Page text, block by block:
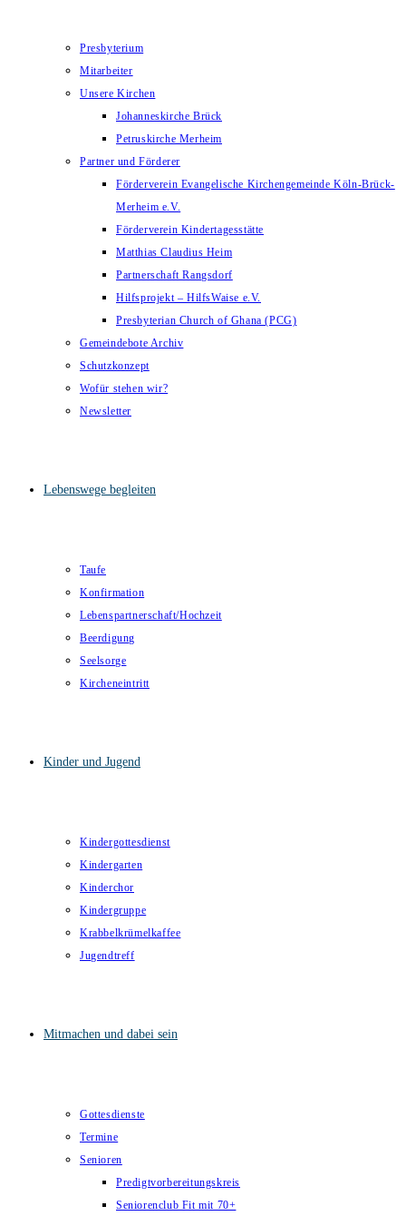
Presbyterium
Mitarbeiter
Unsere Kirchen
Johanneskirche Brück
Petruskirche Merheim
Partner und Förderer
Förderverein Evangelische Kirchengemeinde Köln-Brück-
Merheim e.V.
Förderverein Kindertagesstätte
Matthias Claudius Heim
Partnerschaft Rangsdorf
Hilfsprojekt – HilfsWaise e.V.
Presbyterian Church of Ghana (PCG)
Gemeindebote Archiv
Schutzkonzept
Wofür stehen wir?
Newsletter
Lebenswege begleiten
Taufe
Konfirmation
Lebenspartnerschaft/Hochzeit
Beerdigung
Seelsorge
Kircheneintritt
Kinder und Jugend
Kindergottesdienst
Kindergarten
Kinderchor
Kindergruppe
Krabbelkrümelkaffee
Jugendtreff
Mitmachen und dabei sein
Gottesdienste
Termine
Senioren
Predigtvorbereitungskreis
Seniorenclub Fit mit 70+